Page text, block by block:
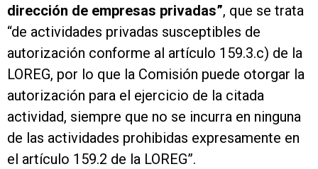
dirección de empresas privadas”, que se trata
“de actividades privadas susceptibles de
autorización conforme al artículo 159.3.c) de la
LOREG, por lo que la Comisión puede otorgar la
autorización para el ejercicio de la citada
actividad, siempre que no se incurra en ninguna
de las actividades prohibidas expresamente en
el artículo 159.2 de la LOREG”.